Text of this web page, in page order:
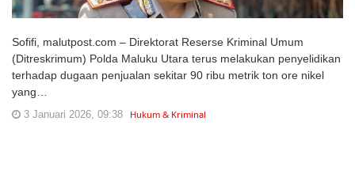
Sofifi, malutpost.com – Direktorat Reserse Kriminal Umum
(Ditreskrimum) Polda Maluku Utara terus melakukan penyelidikan
terhadap dugaan penjualan sekitar 90 ribu metrik ton ore nikel
yang…
3 Januari 2026, 09:38 Hukum & Kriminal